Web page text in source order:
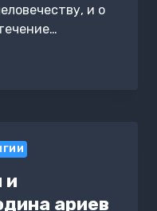
и о
и
ариев